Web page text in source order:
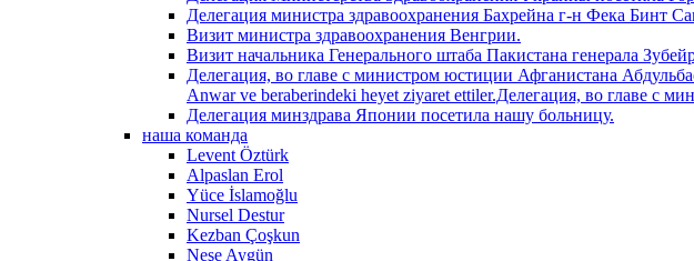
Делегация министра здравоохранения Бахрейна г-н Фека Бинт
Визит министра здравоохранения Венгрии.
Визит начальника Генерального штаба Пакистана генерала
Делегация, во главе с министром юстиции Афганистана
Anwar ve beraberindeki heyet ziyaret ettiler.Делегация, во главе с
Делегация минздрава Японии посетила нашу больницу.
наша команда
Levent Öztürk
Alpaslan Erol
Yüce İslamoğlu
Nursel Destur
Kezban Çoşkun
Neşe Aygün